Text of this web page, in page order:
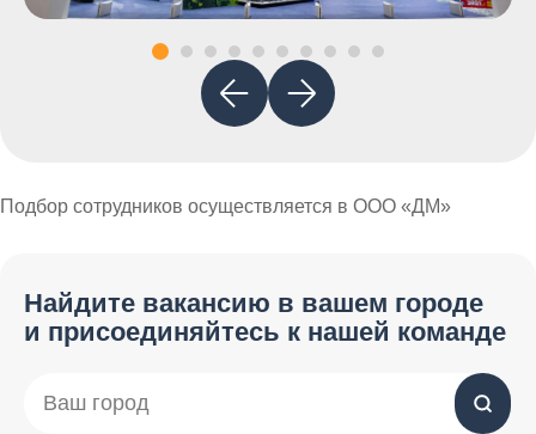
Подбор сотрудников осуществляется в ООО «ДМ»
«Детский мир»
«Зоозавр»
«Ещё»
Детмир Тех
Логистика
Офис
Найдите вакансию в вашем городе
и присоединяйтесь к нашей команде